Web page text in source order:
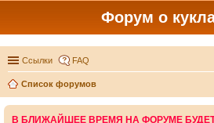
Форум о
Ссылки FAQ
Список форумов
В БЛИЖАЙШЕЕ ВРЕМЯ НА ФОРУМЕ